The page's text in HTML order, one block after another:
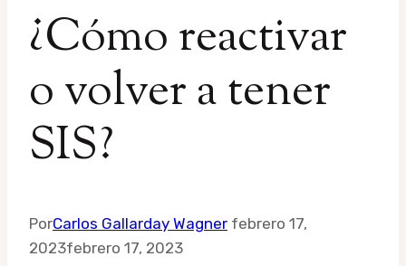
¿Cómo reactivar
o volver a tener
SIS?
PorCarlos Gallarday Wagner febrero 17,
2023febrero 17, 2023